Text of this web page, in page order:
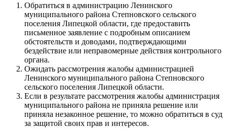
Обратиться в администрацию Ленинского
муниципального района Степновского сельского
поселения Липецкой области, где предоставить
письменное заявление с подробным описанием
обстоятельств и доводами, подтверждающими
бездействие или неправомерные действия контрольного
органа.
Ожидать рассмотрения жалобы администрацией
Ленинского муниципального района Степновского
сельского поселения Липецкой области.
Если в результате рассмотрения жалобы администрация
муниципального района не приняла решение или
приняла незаконное решение, то можно обратиться в суд
за защитой своих прав и интересов.